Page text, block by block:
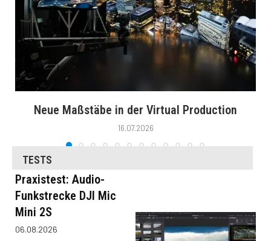
Neue Maßstäbe in der Virtual Production
16.07.2026
TESTS
Praxistest: Audio-
Funkstrecke DJI Mic
Mini 2S
06.08.2026